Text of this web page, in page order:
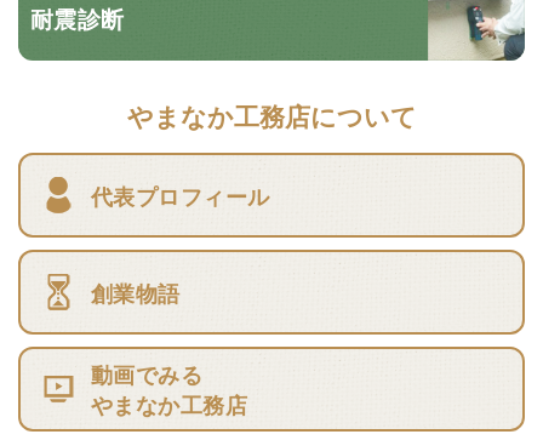
耐震診断
やまなか工務店について
代表プロフィール
創業物語
動画でみる
やまなか工務店